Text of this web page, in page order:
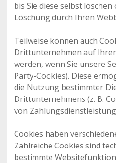
bis Sie diese selbst
Löschung durch Ihren
Teilweise können auch
Drittunternehmen auf
werden, wenn Sie unsere
Party-Cookies). Diese
die Nutzung bestimmter
Drittunternehmens (z. B.
von
Cookies haben
Zahlreiche Cookies sind
bestimmte